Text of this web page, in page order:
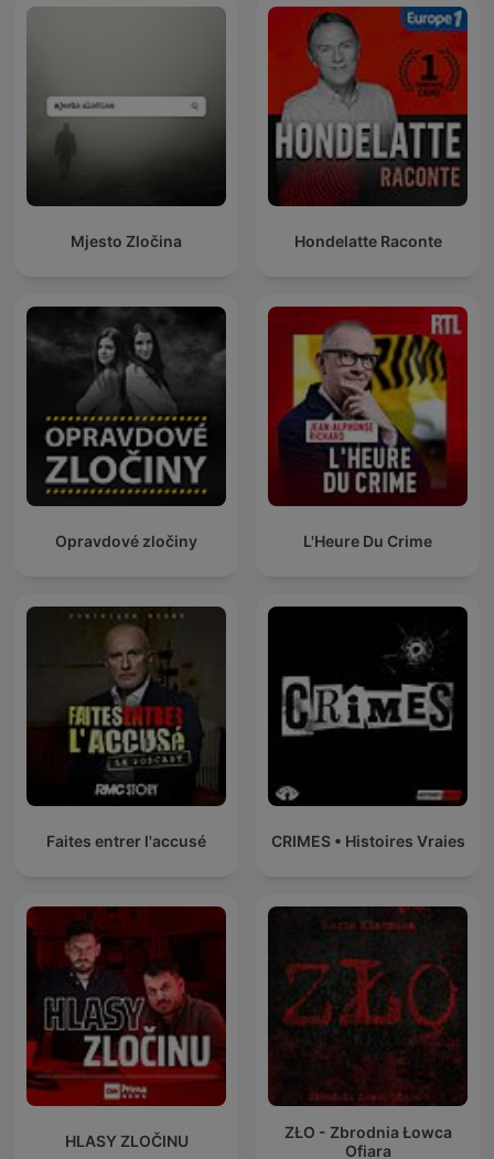
Mjesto Zločina Hondelatte Raconte
Opravdové zločiny L'Heure Du Crime
Faites entrer l'accusé CRIMES • Histoires Vraies
HLASY ZLOČINU
ZŁO - Zbrodnia Łowca
Ofiara